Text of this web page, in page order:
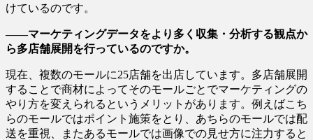
けているのです。
――マーケティングデータをより多く収集・分析する観点か
ら多店舗展開を行っているのですか。
現在、複数のモールに25店舗を出店しています。多店舗展開
することで商材によってそのモールごとでマーケティングの
やり方を変えられるというメリットがあります。例えばこち
らのモールではポイント施策をとり、あちらのモールでは配
送を重視、またあるモールでは画像での見せ方に注力すると